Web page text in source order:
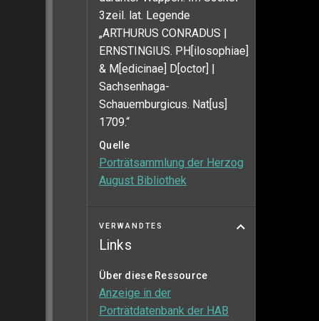
3zeil. lat. Legende
„ARTHURUS CONRADUS |
ERNSTINGIUS. PH[ilosophiae]
& M[edicinae] D[octor] |
Sachsenhaga-
Schauemburgicus. Nat[us]
1709.“
Quelle
Porträtsammlung der Herzog
August Bibliothek
VERWANDTES
Links
Über diese Ressource
Anzeige in der
Porträtdatenbank der HAB